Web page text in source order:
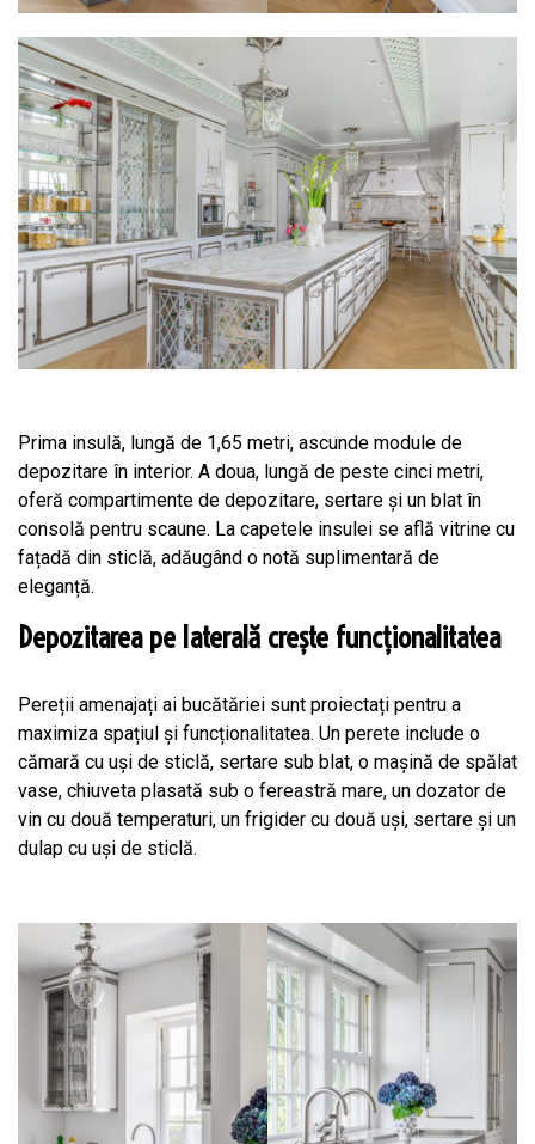
Prima insulă, lungă de 1,65 metri, ascunde module de
depozitare în interior. A doua, lungă de peste cinci metri,
oferă compartimente de depozitare, sertare și un blat în
consolă pentru scaune. La capetele insulei se află vitrine cu
fațadă din sticlă, adăugând o notă suplimentară de
eleganță.
Depozitarea pe laterală crește funcționalitatea
Pereții amenajați ai bucătăriei sunt proiectați pentru a
maximiza spațiul și funcționalitatea. Un perete include o
cămară cu uși de sticlă, sertare sub blat, o mașină de spălat
vase, chiuveta plasată sub o fereastră mare, un dozator de
vin cu două temperaturi, un frigider cu două uși, sertare și un
dulap cu uși de sticlă.